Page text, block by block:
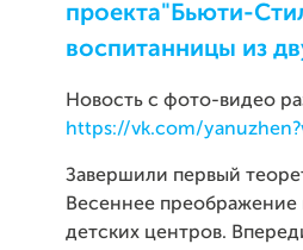
проекта"Бьюти-
воспитанницы из
Новость с фото-видео
https://vk.com/
Завершили первый
Весеннее преображение
детских центров.